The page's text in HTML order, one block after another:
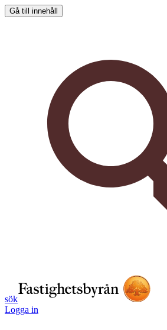
Gå till innehåll
sök
Logga in